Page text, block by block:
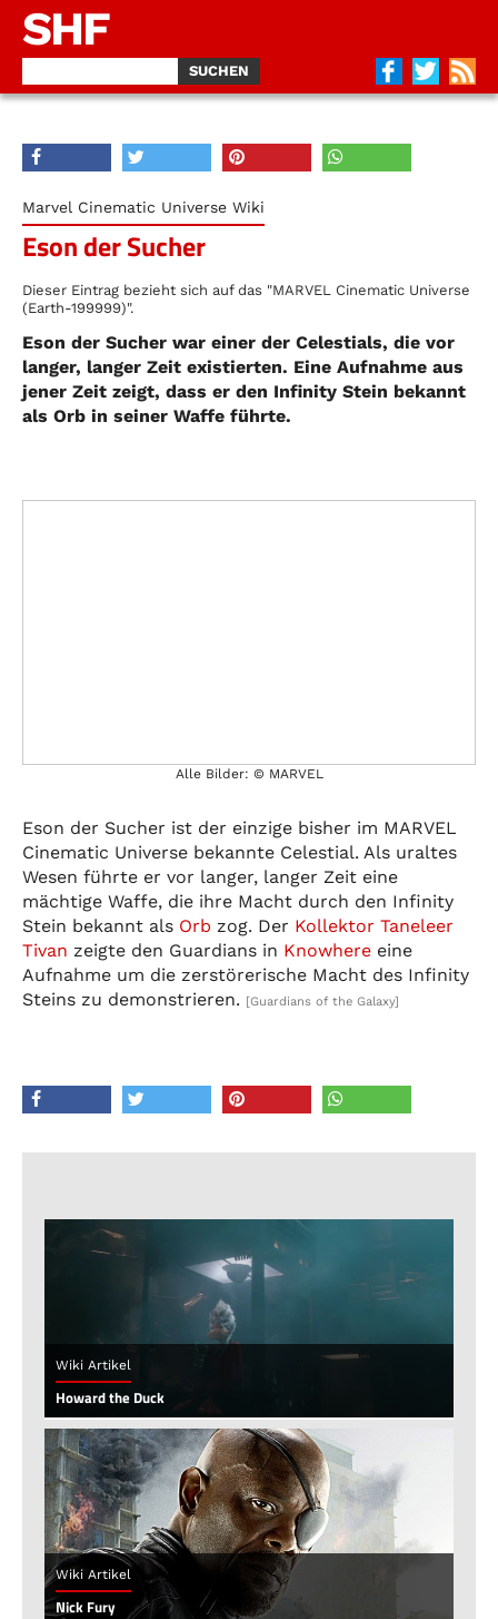
SHF
Marvel Cinematic Universe Wiki
Eson der Sucher
Dieser Eintrag bezieht sich auf das "MARVEL Cinematic Universe
(Earth-199999)".
Eson der Sucher war einer der Celestials, die vor
langer, langer Zeit existierten. Eine Aufnahme aus
jener Zeit zeigt, dass er den Infinity Stein bekannt
als Orb in seiner Waffe führte.
Alle Bilder: © MARVEL
Eson der Sucher ist der einzige bisher im MARVEL
Cinematic Universe bekannte Celestial. Als uraltes
Wesen führte er vor langer, langer Zeit eine
mächtige Waffe, die ihre Macht durch den Infinity
Stein bekannt als Orb zog. Der Kollektor Taneleer
Tivan zeigte den Guardians in Knowhere eine
Aufnahme um die zerstörerische Macht des Infinity
Steins zu demonstrieren. [Guardians of the Galaxy]
Wiki Artikel
Howard the Duck
Wiki Artikel
Nick Fury